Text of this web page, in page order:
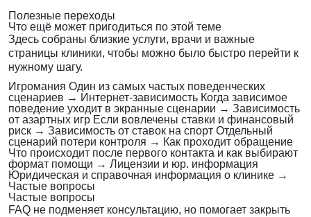
Полезные переходы
Что ещё может пригодиться по этой теме
Здесь собраны близкие услуги, врачи и важные
страницы клиники, чтобы можно было быстро перейти к
нужному шагу.
Игромания Один из самых частых поведенческих
сценариев → Интернет-зависимость Когда зависимое
поведение уходит в экранные сценарии → Зависимость
от азартных игр Если вовлечены ставки и финансовый
риск → Зависимость от ставок на спорт Отдельный
сценарий потери контроля → Как проходит обращение
Что происходит после первого контакта и как выбирают
формат помощи → Лицензии и юр. информация
Юридическая и справочная информация о клинике →
Частые вопросы
Частые вопросы
FAQ не подменяет консультацию, но помогает закрыть